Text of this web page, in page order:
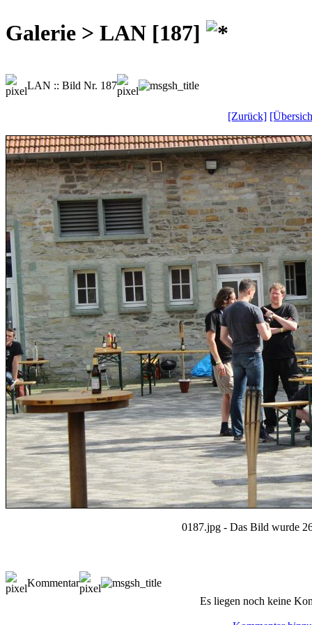
Galerie > LAN [187]
LAN :: Bild Nr. 187
[Zurück]
0187.jpg - Das Bild wurde
Kommentar
Es liegen noch keine